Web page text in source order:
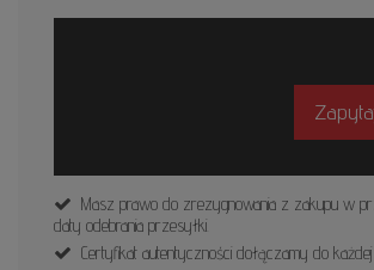
Masz prawo do zrezygnowania z zakupu w
daty odebrania przesyłki.
Certyfikat autentyczności dołączamy do każdej